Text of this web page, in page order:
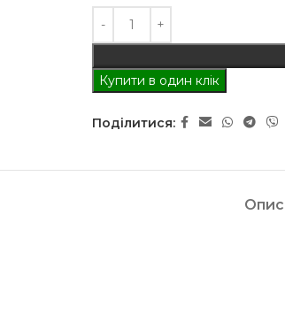
Купити в один клік
Поділитися:
Опис